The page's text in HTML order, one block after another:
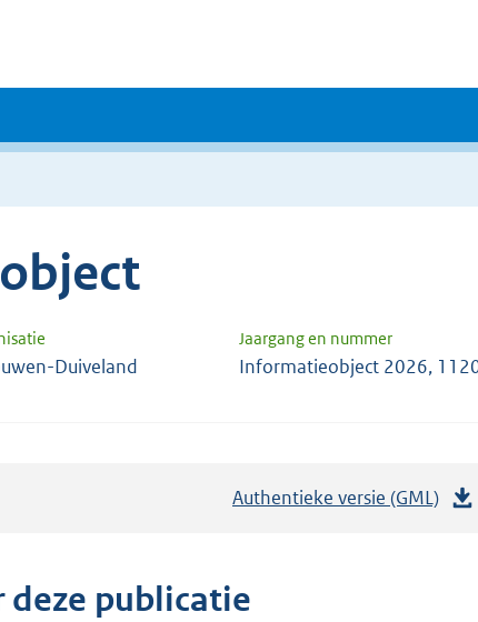
Jaargang en nummer
Duiveland Informatieobject 2026,
Authentieke versie (GML)
publicatie